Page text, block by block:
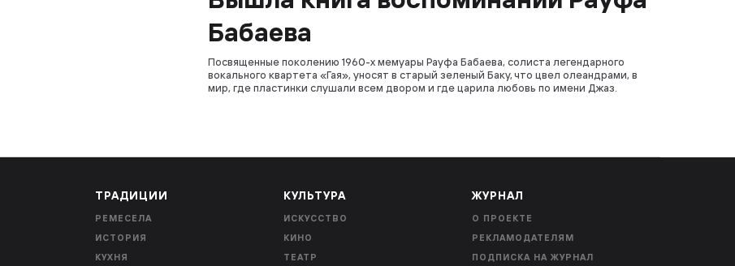
Бабаева
Посвященные поколению 1960-х мемуары Рауфа Бабаева, солиста легендарного
вокального квартета «Гая», уносят в старый зеленый Баку, что цвел олеандрами, в
мир, где пластинки слушали всем двором и где царила любовь по имени Джаз.
ТРАДИЦИИ
РЕМЕСЕЛА
ИСТОРИЯ
КУХНЯ
КУЛЬТУРА
ИСКУССТВО
КИНО
ТЕАТР
ЖУРНАЛ
О ПРОЕКТЕ
РЕКЛАМОДАТЕЛЯМ
ПОДПИСКА НА ЖУРНАЛ